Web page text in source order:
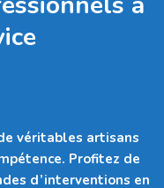
véritables artisans
Profitez de
d’interventions en